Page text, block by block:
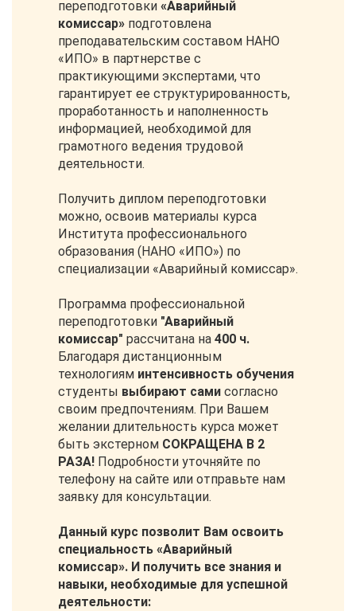
переподготовки «Аварийный
комиссар» подготовлена
преподавательским составом НАНО
«ИПО» в партнерстве с
практикующими экспертами, что
гарантирует ее структурированность,
проработанность и наполненность
информацией, необходимой для
грамотного ведения трудовой
деятельности.
Получить диплом переподготовки
можно, освоив материалы курса
Института профессионального
образования (НАНО «ИПО») по
специализации «Аварийный комиссар».
Программа профессиональной
переподготовки "Аварийный
комиссар" рассчитана на 400 ч.
Благодаря дистанционным
технологиям интенсивность обучения
студенты выбирают сами согласно
своим предпочтениям. При Вашем
желании длительность курса может
быть экстерном СОКРАЩЕНА В 2
РАЗА! Подробности уточняйте по
телефону на сайте или отправьте нам
заявку для консультации.
Данный курс позволит Вам освоить
специальность «Аварийный
комиссар». И получить все знания и
навыки, необходимые для успешной
деятельности: